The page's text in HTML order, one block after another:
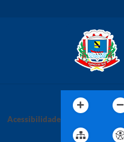
Acessibilidade